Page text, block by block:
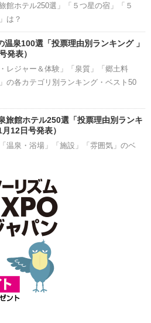
館ホテル250選」「５つ星の宿」「５
は？
温泉100選「投票理由別ランキング 」
発表）
レジャー＆体験」「泉質」「郷土料
の各カテゴリ別ランキング・ベスト50
旅館ホテル250選「投票理由別ランキ
12日号発表）
温泉・浴場」「施設」「雰囲気」のベ